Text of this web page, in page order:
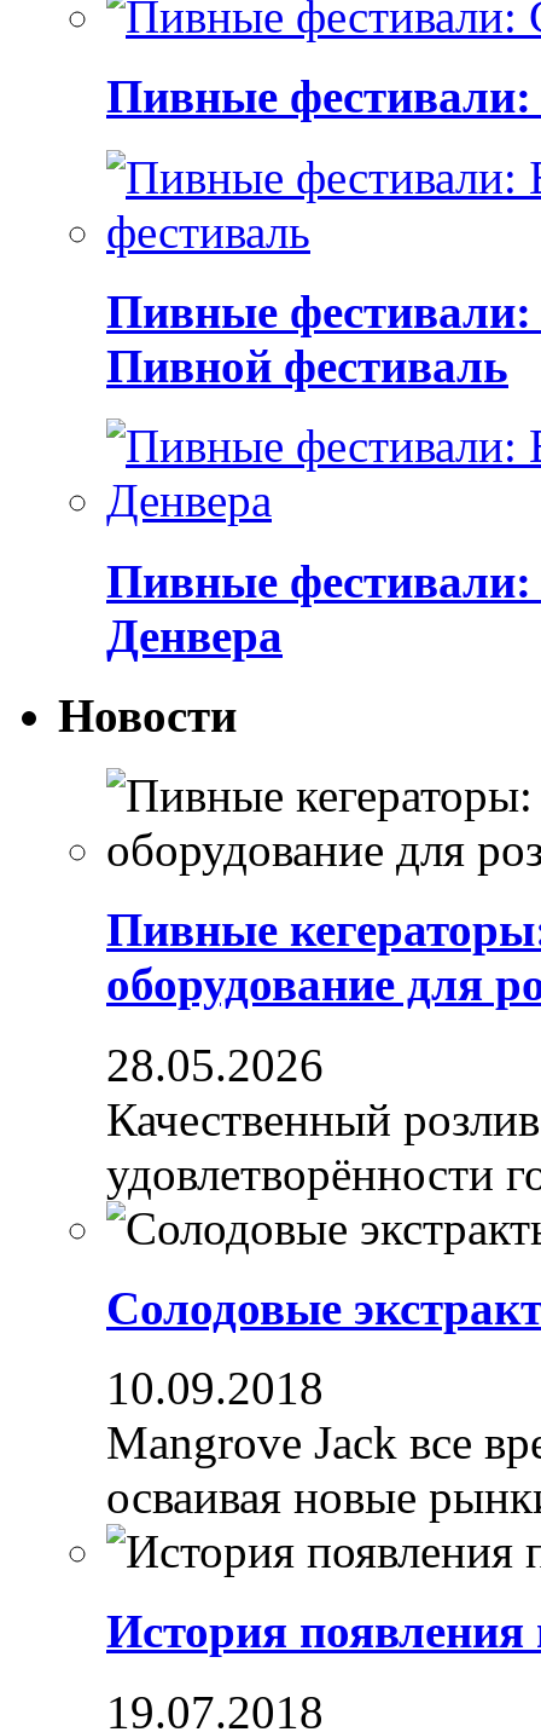
Пивные фестивали:
Пивные
Пивной фестиваль
Пивные фестивали:
Денвера
Новости
Пивные
оборудование для
28.05.2026
Качественный
удовлетворённости
Солодовые
10.09.2018
Mangrove Jack все
осваивая новые
История появления
19.07.2018